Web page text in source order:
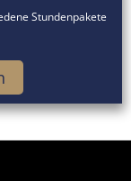
Stundenpakete